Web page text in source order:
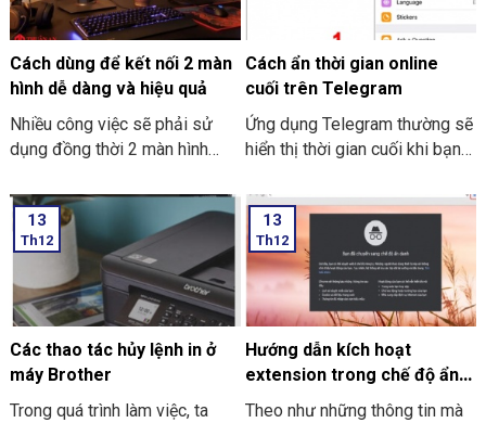
cách hướng dẫn bạn cách để
lấy lại file Excel chưa kịp lưu
đơn giản và dễ thực hiện.
COMPUTER sẽ chia sẻ với
bạn cách hướng dẫn thực hiện
cách tải và cài đặt Roblox trên
máy tính thật đơn giản.
Cách dùng để kết nối 2 màn
hình dễ dàng và hiệu quả
Nhiều công việc sẽ phải sử
dụng đồng thời 2 màn hình
tối ưu và nhanh hơn. Nhưng
cách dùng để kết nối 2 màn
hình dễ dàng và hiệu quả như
thế nào? Nếu bạn chưa biết thì
cùng Thiên Sơn Computer tìm
hiểu nhé.
Cách ẩn thời gian online
cuối trên Telegram
Ứng dụng Telegram thường sẽ
hiển thị thời gian cuối khi bạn
có thể ẩn thông tin này với các
thao tác đơn giản. Hãy cùng
THIÊN SƠN Computer tìm hiểu
cách làm sau nhé.
13
Th12
Các thao tác hủy lệnh in ở
máy Brother
Trong quá trình làm việc, ta
13
Th12
Hướng dẫn kích hoạt
extension trong chế độ ẩn
danh ở Google Chrome
Theo như những thông tin mà